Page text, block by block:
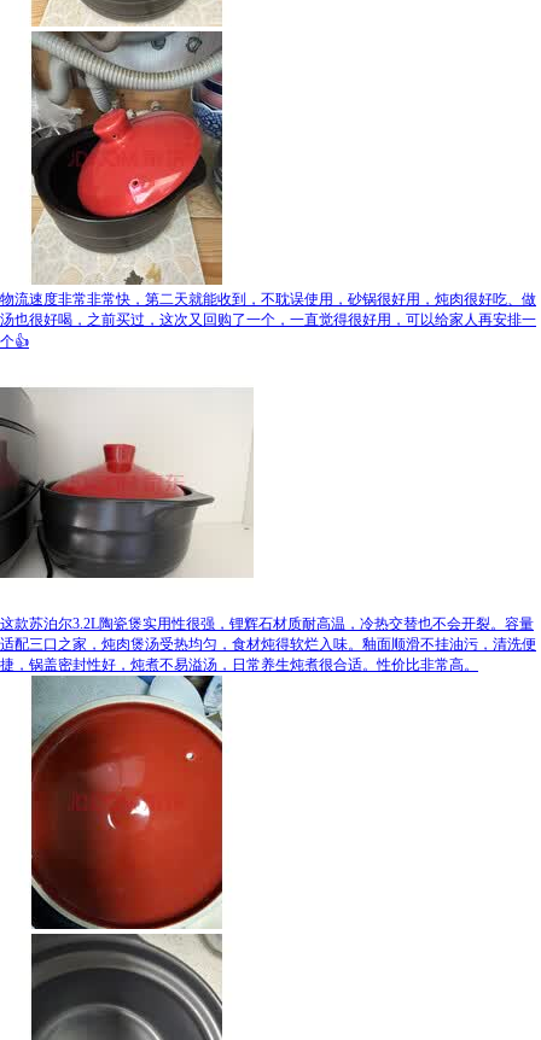
物流速度非常非常快，第二天就能收到，不耽误使用，砂锅很好用，炖肉很好吃、做
汤也很好喝，之前买过，这次又回购了一个，一直觉得很好用，可以给家人再安排一
个👍
这款苏泊尔3.2L陶瓷煲实用性很强，锂辉石材质耐高温，冷热交替也不会开裂。容量
适配三口之家，炖肉煲汤受热均匀，食材炖得软烂入味。釉面顺滑不挂油污，清洗便
捷，锅盖密封性好，炖煮不易溢汤，日常养生炖煮很合适。性价比非常高。